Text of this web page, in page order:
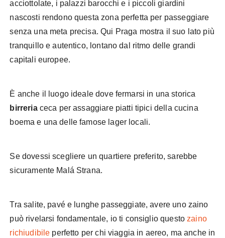
acciottolate, i palazzi barocchi e i piccoli giardini
nascosti rendono questa zona perfetta per passeggiare
senza una meta precisa. Qui Praga mostra il suo lato più
tranquillo e autentico, lontano dal ritmo delle grandi
capitali europee.
È anche il luogo ideale dove fermarsi in una storica
birreriaceca per assaggiare piatti tipici della cucina
boema e una delle famose lager locali.
Se dovessi scegliere un quartiere preferito, sarebbe
sicuramente Malá Strana.
Tra salite, pavé e lunghe passeggiate, avere uno zaino
può rivelarsi fondamentale, io ti consiglio questozaino
richiudibile perfetto per chi viaggia in aereo, ma anche in